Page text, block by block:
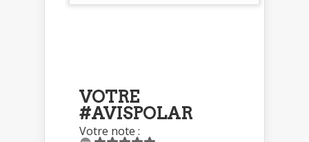
VOTRE
#AVISPOLAR
Votre note :